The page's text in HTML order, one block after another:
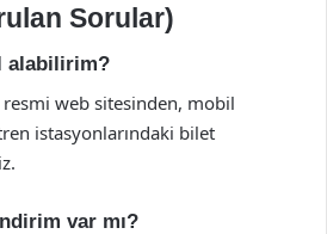
Sorular)
alabilirim?
resmi web sitesinden, mobil
istasyonlarındaki bilet
var mı?